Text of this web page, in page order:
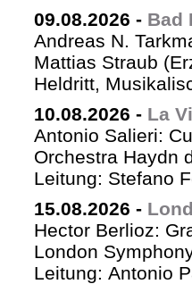
09.08.2026 - Bad
Andreas N.
Mattias Straub
Heldritt,
10.08.2026 - La
Antonio Salieri:
Orchestra Haydn
Leitung: Stefano
15.08.2026 -
Hector Berlioz:
London
Leitung: Antonio